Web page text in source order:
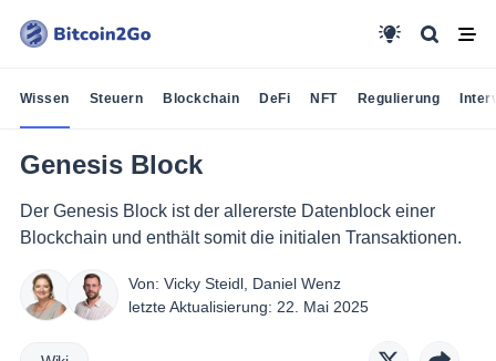
Wissen Steuern Blockchain DeFi NFT Regulierung
Genesis Block
Der Genesis Block ist der allererste Datenblock einer
Blockchain und enthält somit die initialen Transaktionen.
Von: Vicky Steidl Daniel Wenz
letzte Aktualisierung: 22. Mai 2025